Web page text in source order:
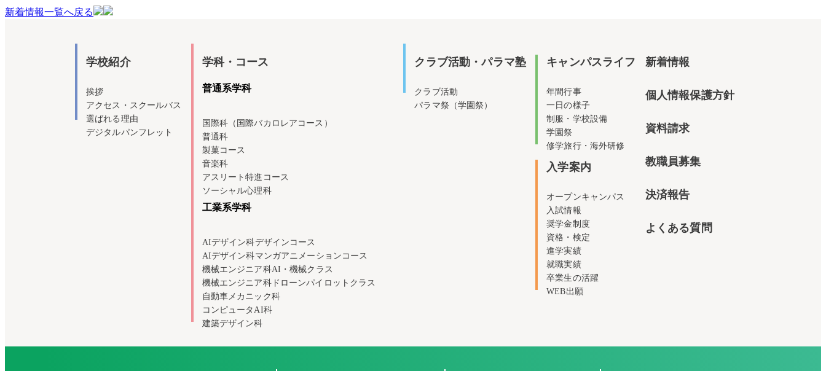
新着情報一覧へ戻る
学校紹介
挨拶
アクセス・スクールバス
選ばれる理由
デジタルパンフレット
学科・コース
普通系学科
国際科（国際バカロレアコース）
普通科
製菓コース
音楽科
アスリート特進コース
ソーシャル心理科
工業系学科
AIデザイン科デザインコース
AIデザイン科マンガアニメーションコース
機械エンジニア科AI・機械クラス
機械エンジニア科ドローンパイロットクラス
自動車メカニック科
コンピュータAI科
建築デザイン科
クラブ活動・パラマ塾
クラブ活動
パラマ祭（学園祭）
キャンパスライフ
年間行事
一日の様子
制服・学校設備
学園祭
修学旅行・海外研修
入学案内
オープンキャンパス
入試情報
奨学金制度
資格・検定
進学実績
就職実績
卒業生の活躍
WEB出願
新着情報
個人情報保護方針
資料請求
教職員募集
決済報告
よくある質問